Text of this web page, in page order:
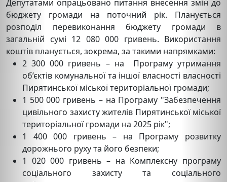
Депутатами опрацьовано питання внесення змін до
бюджету громади на поточний рік. Планується
розподіл перевиконання бюджету громади в
загальній сумі 12 080 000 гривень. Використання
коштів планується, зокрема, за такими напрямками:
2 300 000 гривень – на Програму утримання
об’єктів комунальної та іншої власності власності
Пирятинської міської територіальної громади;
1 500 000 гривень – на Програму "Забезпечення
цивільного захисту жителів Пирятинської міської
територіальної громади на 2025 рік";
1 400 000 гривень – на Програму розвитку
дорожнього руху та його безпеки;
1 020 000 гривень – на Комплексну програму
соціального захисту та соціального